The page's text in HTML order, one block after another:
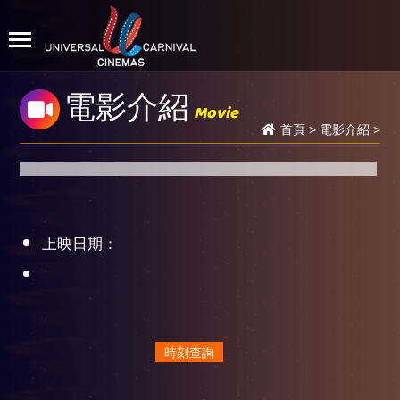
電影介紹 Movie
首頁> 電影介紹 >
上映日期：
時刻查詢